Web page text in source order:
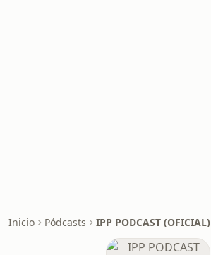
Inicio Pódcasts IPP PODCAST (OFICIAL)